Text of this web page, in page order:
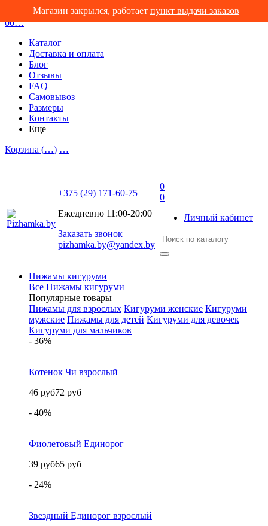
00…
Магазин закрылся, работает пункт выдачи заказов
Каталог
Доставка и оплата
Блог
Отзывы
FAQ
Самовывоз
Размеры
Контакты
Еще
Корзина (…) …
+375 (29) 171-60-75
Ежедневно 11:00-20:00
Заказать звонок
pizhamka.by@yandex.by
0
0
Личный кабинет
Пижамы кигуруми
Все Пижамы кигуруми
Популярные товары
Пижамы для взрослых Кигуруми женские Кигуруми
мужские Пижамы для детей Кигуруми для девочек
Кигуруми для мальчиков
- 36%
Котенок Чи взрослый
46 руб72 руб
- 40%
Фиолетовый Единорог
39 руб65 руб
- 24%
Звездный Единорог взрослый